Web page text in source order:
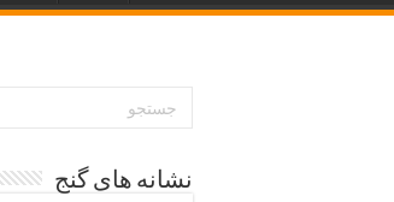
نشانه های گنج